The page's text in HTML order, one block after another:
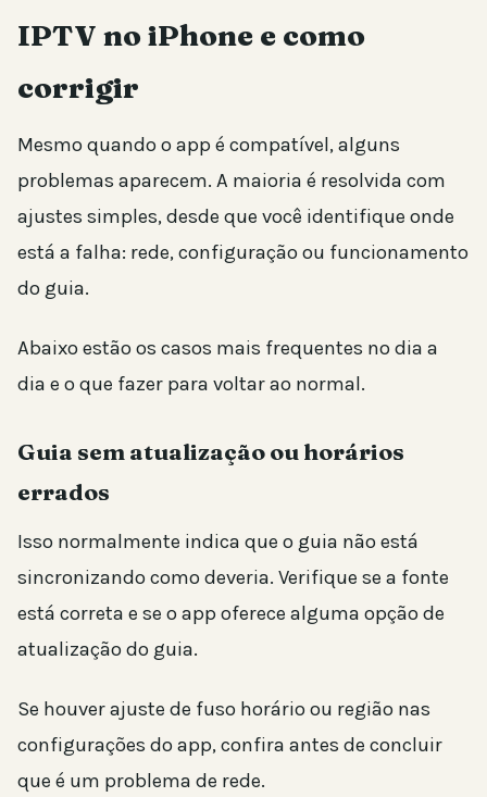
IPTV no iPhone e como
corrigir
Mesmo quando o app é compatível, alguns
problemas aparecem. A maioria é resolvida com
ajustes simples, desde que você identifique onde
está a falha: rede, configuração ou funcionamento
do guia.
Abaixo estão os casos mais frequentes no dia a
dia e o que fazer para voltar ao normal.
Guia sem atualização ou horários
errados
Isso normalmente indica que o guia não está
sincronizando como deveria. Verifique se a fonte
está correta e se o app oferece alguma opção de
atualização do guia.
Se houver ajuste de fuso horário ou região nas
configurações do app, confira antes de concluir
que é um problema de rede.